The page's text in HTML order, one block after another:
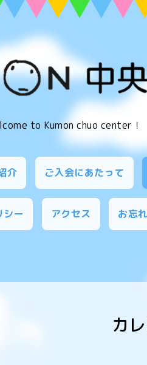
to Kumon chuo center！
介 ご入会にあたって
シー アクセス お忘
カ